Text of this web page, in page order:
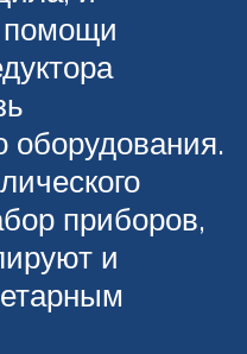
помощи
оборудования.
приборов,
и